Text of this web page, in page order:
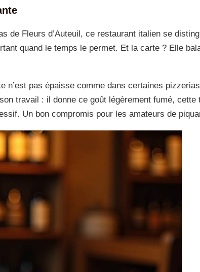
de Fleurs d’Auteuil, ce restaurant italien se
quand le temps le permet. Et la carte ? Elle
n’est pas épaisse comme dans certaines
travail : il donne ce goût légèrement fumé, cette
Un bon compromis pour les amateurs de